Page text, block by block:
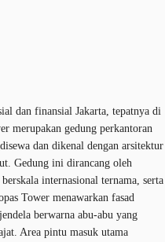
dan finansial Jakarta, tepatnya di
merupakan gedung perkantoran
dan dikenal dengan arsitektur
Gedung ini dirancang oleh
internasional ternama, serta
Tower menawarkan fasad
berwarna abu-abu yang
Area pintu masuk utama